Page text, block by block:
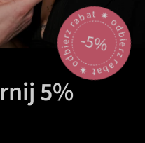
odbierz rabat 🟎 odbierz rabat 🟎
-5%
5%